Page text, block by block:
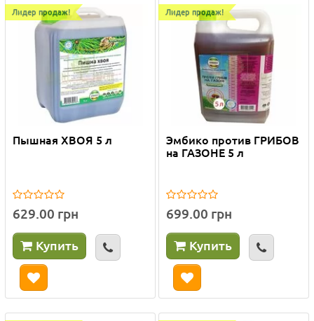
Лидер продаж!
Пышная ХВОЯ 5 л
629.00 грн
Купить
Лидер продаж!
Эмбико против ГРИБОВ
на ГАЗОНЕ 5 л
699.00 грн
Купить